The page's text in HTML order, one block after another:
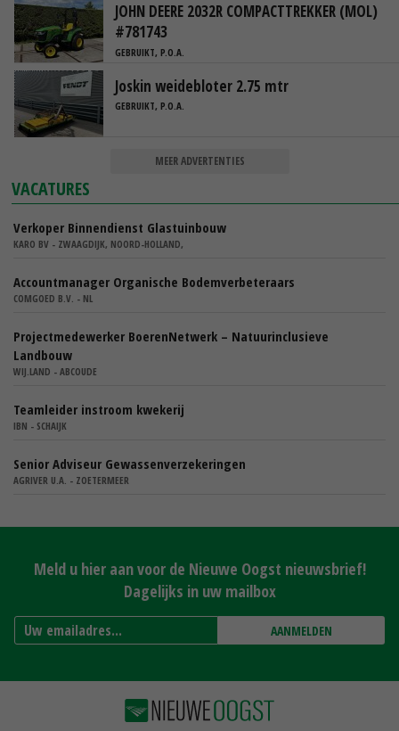
JOHN DEERE 2032R COMPACTTREKKER (MOL)
#781743
GEBRUIKT, P.O.A.
Joskin weidebloter 2.75 mtr
GEBRUIKT, P.O.A.
MEER ADVERTENTIES
VACATURES
Verkoper Binnendienst Glastuinbouw
KARO BV - ZWAAGDIJK, NOORD-HOLLAND,
Accountmanager Organische Bodemverbeteraars
COMGOED B.V. - NL
Projectmedewerker BoerenNetwerk – Natuurinclusieve
Landbouw
WIJ.LAND - ABCOUDE
Teamleider instroom kwekerij
IBN - SCHAIJK
Senior Adviseur Gewassenverzekeringen
AGRIVER U.A. - ZOETERMEER
Meld u hier aan voor de Nieuwe Oogst nieuwsbrief!
Dagelijks in uw mailbox
AANMELDEN